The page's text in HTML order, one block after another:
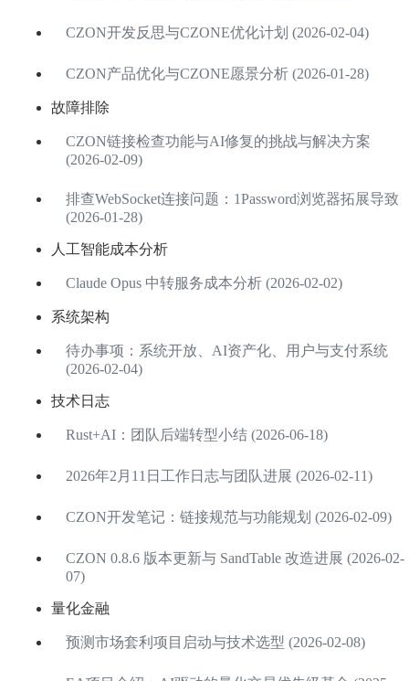
CZON开发反思与CZONE优化计划 (2026-02-04)
CZON产品优化与CZONE愿景分析 (2026-01-28)
故障排除
CZON链接检查功能与AI修复的挑战与解决方案
(2026-02-09)
排查WebSocket连接问题：1Password浏览器拓展导致
(2026-01-28)
人工智能成本分析
Claude Opus 中转服务成本分析 (2026-02-02)
系统架构
待办事项：系统开放、AI资产化、用户与支付系统
(2026-02-04)
技术日志
Rust+AI：团队后端转型小结 (2026-06-18)
2026年2月11日工作日志与团队进展 (2026-02-11)
CZON开发笔记：链接规范与功能规划 (2026-02-09)
CZON 0.8.6 版本更新与 SandTable 改造进展 (2026-02-
07)
量化金融
预测市场套利项目启动与技术选型 (2026-02-08)